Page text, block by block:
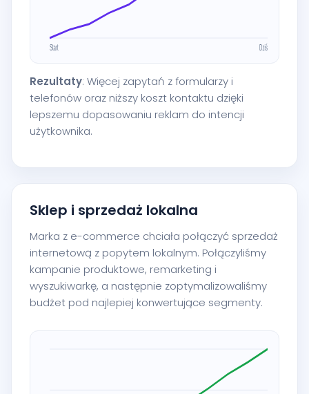
Rezultaty: Więcej zapytań z formularzy i
telefonów oraz niższy koszt kontaktu dzięki
lepszemu dopasowaniu reklam do intencji
użytkownika.
Sklep i sprzedaż lokalna
Marka z e-commerce chciała połączyć sprzedaż
internetową z popytem lokalnym. Połączyliśmy
kampanie produktowe, remarketing i
wyszukiwarkę, a następnie zoptymalizowaliśmy
budżet pod najlepiej konwertujące segmenty.